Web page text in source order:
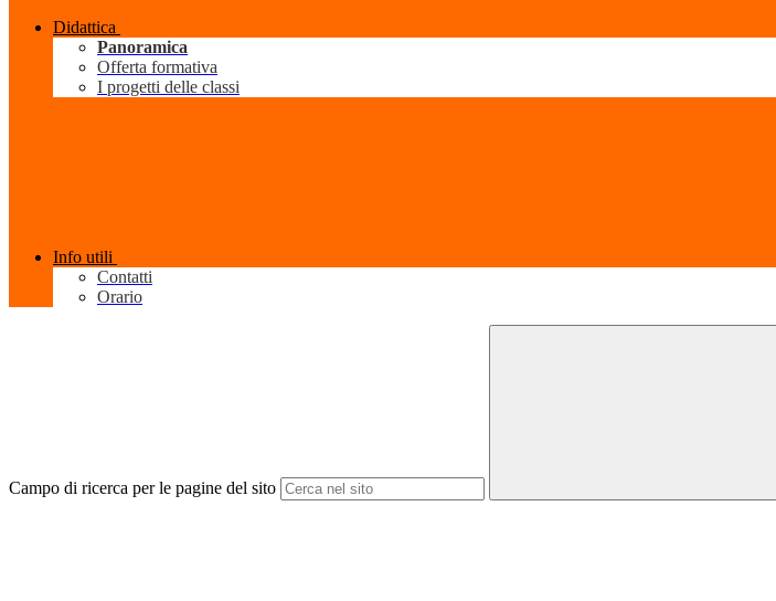
Didattica
Panoramica
Offerta formativa
I progetti delle classi
Info utili
Contatti
Orario
Campo di ricerca per le pagine del sito